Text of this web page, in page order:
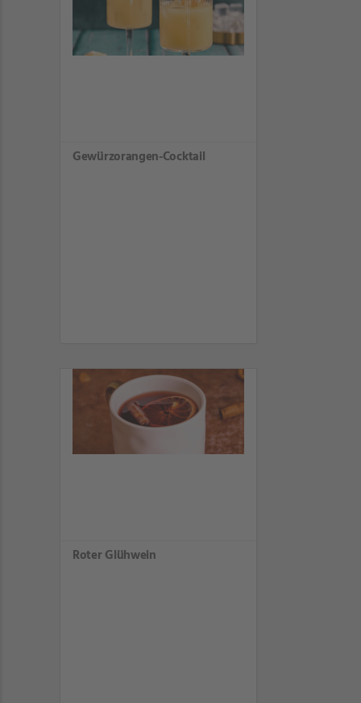
Gewürzorangen-Cocktail
Roter Glühwein